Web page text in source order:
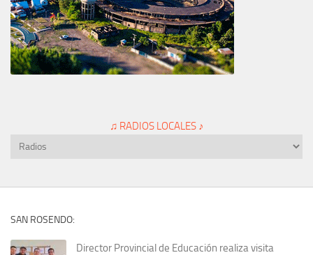
♫ RADIOS LOCALES ♪
SAN ROSENDO:
Director Provincial de Educación realiza visita